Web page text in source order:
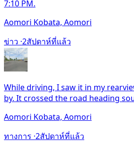
7:10 PM.
Aomori Kobata, Aomori
ข่าว ·2สัปดาห์ที่แล้ว
While driving, I saw it in my
by. It crossed the road heading
Aomori Kobata, Aomori
ทางการ ·2สัปดาห์ที่แล้ว